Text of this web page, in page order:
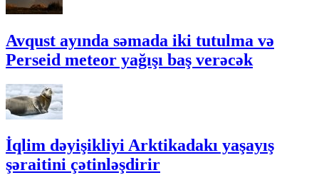
Avqust ayında səmada iki tutulma və
Perseid meteor yağışı baş verəcək
İqlim dəyişikliyi Arktikadakı yaşayış
şəraitini çətinləşdirir